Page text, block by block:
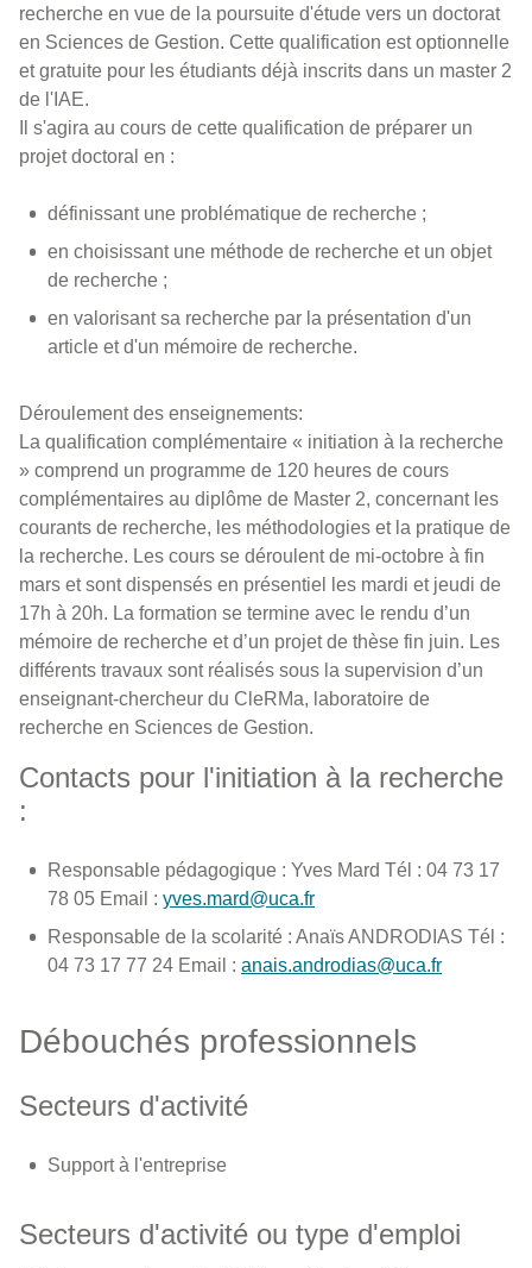
recherche en vue de la poursuite d'étude vers un doctorat
en Sciences de Gestion. Cette qualification est optionnelle
et gratuite pour les étudiants déjà inscrits dans un master 2
de l'IAE.
Il s'agira au cours de cette qualification de préparer un
projet doctoral en :
définissant une problématique de recherche ;
en choisissant une méthode de recherche et un objet
de recherche ;
en valorisant sa recherche par la présentation d'un
article et d'un mémoire de recherche.
Déroulement des enseignements:
La qualification complémentaire « initiation à la recherche
» comprend un programme de 120 heures de cours
complémentaires au diplôme de Master 2, concernant les
courants de recherche, les méthodologies et la pratique de
la recherche. Les cours se déroulent de mi-octobre à fin
mars et sont dispensés en présentiel les mardi et jeudi de
17h à 20h. La formation se termine avec le rendu d’un
mémoire de recherche et d’un projet de thèse fin juin. Les
différents travaux sont réalisés sous la supervision d’un
enseignant-chercheur du CleRMa, laboratoire de
recherche en Sciences de Gestion.
Contacts pour l'initiation à la recherche
:
Responsable pédagogique : Yves Mard Tél : 04 73 17
78 05 Email : yves.mard@uca.fr
Responsable de la scolarité : Anaïs ANDRODIAS Tél :
04 73 17 77 24 Email : anais.androdias@uca.fr
Débouchés professionnels
Secteurs d'activité
Support à l'entreprise
Secteurs d'activité ou type d'emploi